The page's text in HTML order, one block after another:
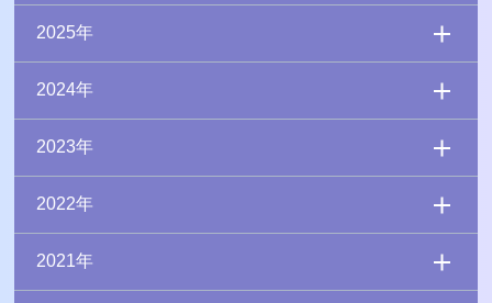
2025年
2024年
2023年
2022年
2021年